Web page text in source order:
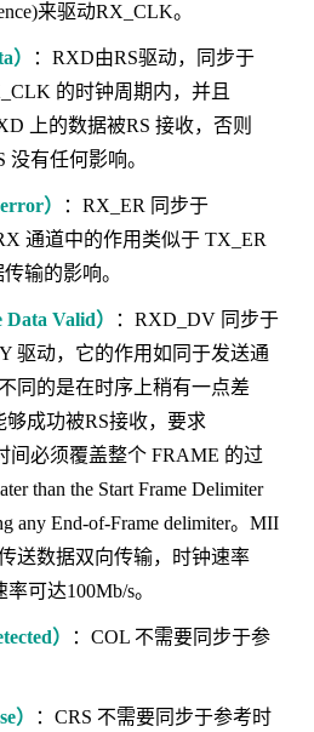
来驱动RX_CLK。
）
：RXD由RS驱动，同步于
的时钟周期内，并且
上的数据被RS 接收，否则
没有任何影响。
）
：RX_ER 同步于
通道中的作用类似于 TX_ER
输的影响。
Valid）
：RXD_DV 同步于
驱动，它的作用如同于发送通
同的是在时序上稍有一点差
成功被RS接收，要求
间必须覆盖整个 FRAME 的过
than the Start Frame Delimiter
any End-of-Frame delimiter。MII
送数据双向传输，时钟速率
可达100Mb/s。
）
：COL 不需要同步于参
）
：CRS 不需要同步于参考时